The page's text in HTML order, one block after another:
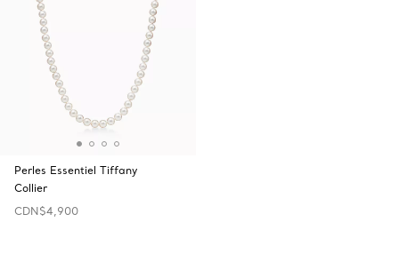
Perles Essentiel Tiffany
Collier
CDN$4,900